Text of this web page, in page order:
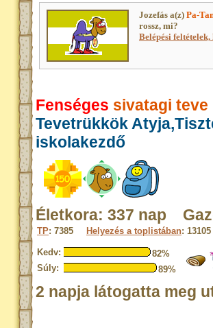
Jozefás a(z) Pa-
rossz, mi?
Belépési
Fenséges sivatagi teve
Tevetrükkök
iskolakezdő
Életkora: 337 nap
TP: 7385 Helyezés a toplistában: 13105
Kedv:
82%
Súly:
89%
2 napja látogatta meg